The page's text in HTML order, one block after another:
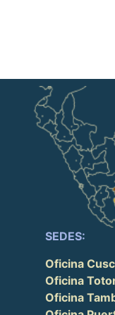
SEDES:
Oficina
Oficina
Oficina